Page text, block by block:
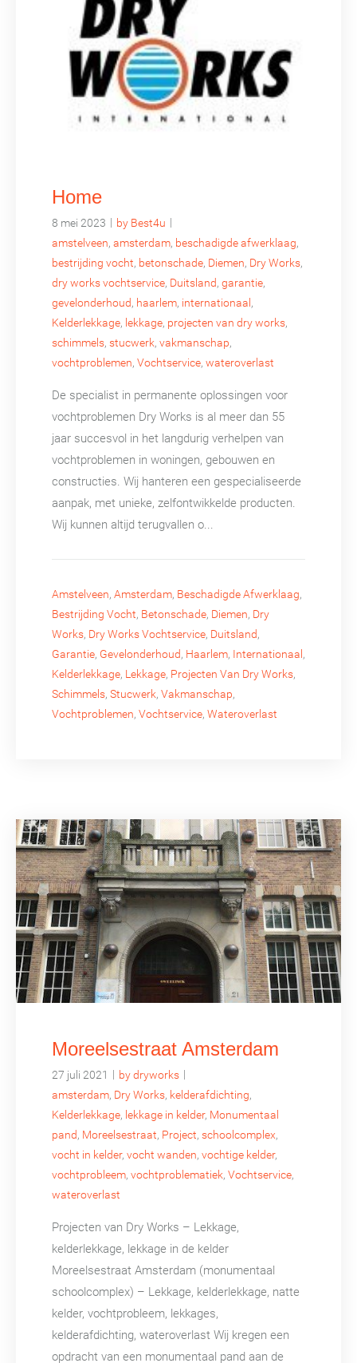
Home
8 mei 2023 | by Best4u |
amstelveen, amsterdam, beschadigde afwerklaag,
bestrijding vocht, betonschade, Diemen, Dry Works,
dry works vochtservice, Duitsland, garantie,
gevelonderhoud, haarlem, internationaal,
Kelderlekkage, lekkage, projecten van dry works,
schimmels, stucwerk, vakmanschap,
vochtproblemen, Vochtservice, wateroverlast
De specialist in permanente oplossingen voor
vochtproblemen Dry Works is al meer dan 55
jaar succesvol in het langdurig verhelpen van
vochtproblemen in woningen, gebouwen en
constructies. Wij hanteren een gespecialiseerde
aanpak, met unieke, zelfontwikkelde producten.
Wij kunnen altijd terugvallen o...
Amstelveen, Amsterdam, Beschadigde Afwerklaag,
Bestrijding Vocht, Betonschade, Diemen, Dry
Works, Dry Works Vochtservice, Duitsland,
Garantie, Gevelonderhoud, Haarlem, Internationaal,
Kelderlekkage, Lekkage, Projecten Van Dry Works,
Schimmels, Stucwerk, Vakmanschap,
Vochtproblemen, Vochtservice, Wateroverlast
Moreelsestraat Amsterdam
27 juli 2021 | by dryworks |
amsterdam, Dry Works, kelderafdichting,
Kelderlekkage, lekkage in kelder, Monumentaal
pand, Moreelsestraat, Project, schoolcomplex,
vocht in kelder, vocht wanden, vochtige kelder,
vochtprobleem, vochtproblematiek, Vochtservice,
wateroverlast
Projecten van Dry Works – Lekkage,
kelderlekkage, lekkage in de kelder
Moreelsestraat Amsterdam (monumentaal
schoolcomplex) – Lekkage, kelderlekkage, natte
kelder, vochtprobleem, lekkages,
kelderafdichting, wateroverlast Wij kregen een
opdracht van een monumentaal pand aan de